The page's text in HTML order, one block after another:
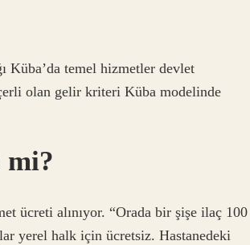
Küba’da temel hizmetler devlet
olan gelir kriteri Küba modelinde
mi?
ücreti alınıyor. “Orada bir şişe ilaç 100
yerel halk için ücretsiz. Hastanedeki